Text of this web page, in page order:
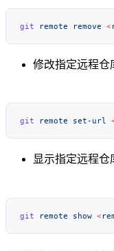
git remote remove <
修改指定远程仓
git remote set-url
显示指定远程仓
git remote show <